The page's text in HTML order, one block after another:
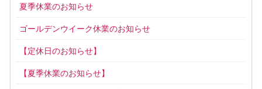
夏季休業のお知らせ
ゴールデンウイーク休業のお知らせ
【定休日のお知らせ】
【夏季休業のお知らせ】